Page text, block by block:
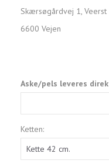
Skærsøgårdvej 1, Veerst
6600 Vejen
Aske/pels leveres
Ketten: